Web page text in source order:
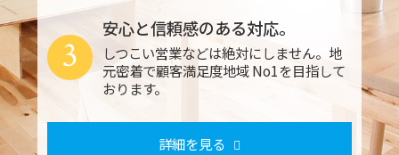
安心と信頼感のある対応。
しつこい営業などは絶対にしません。地
元密着で顧客満足度地域 No1を目指して
おります。
3
詳細を見る